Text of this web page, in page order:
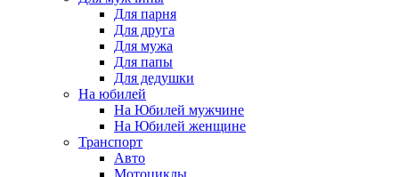
Для парня
Для друга
Для мужа
Для папы
Для дедушки
На юбилей
На Юбилей мужчине
На Юбилей женщине
Транспорт
Авто
Мотоциклы